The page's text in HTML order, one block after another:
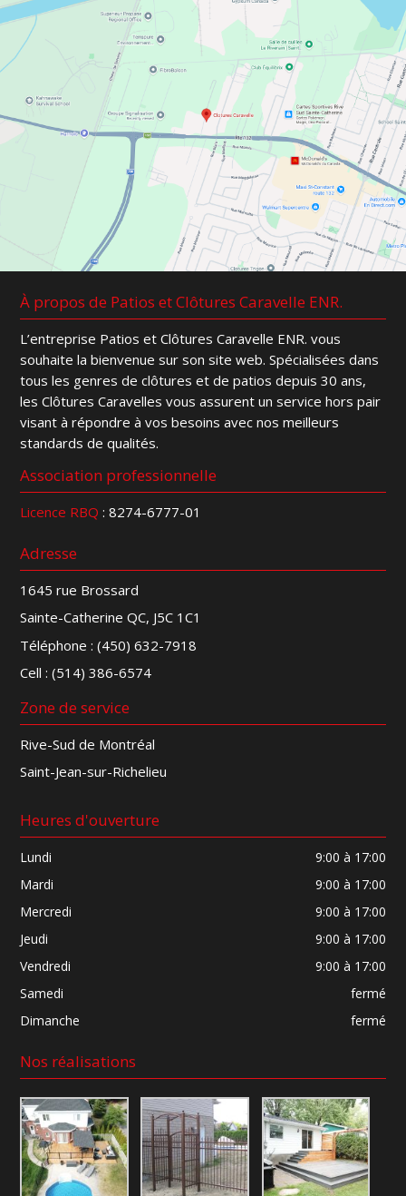
À propos de Patios et Clôtures Caravelle ENR.
L’entreprise Patios et Clôtures Caravelle ENR. vous
souhaite la bienvenue sur son site web. Spécialisées dans
tous les genres de clôtures et de patios depuis 30 ans,
les Clôtures Caravelles vous assurent un service hors pair
visant à répondre à vos besoins avec nos meilleurs
standards de qualités.
Association professionnelle
Licence RBQ : 8274-6777-01
Adresse
1645 rue Brossard
Sainte-Catherine QC, J5C 1C1
Téléphone :(450) 632-7918
Cell :(514) 386-6574
Zone de service
Rive-Sud de Montréal
Saint-Jean-sur-Richelieu
Heures d'ouverture
Lundi
9:00 à 17:00
Mardi
9:00 à 17:00
Mercredi
9:00 à 17:00
Jeudi
9:00 à 17:00
Vendredi
9:00 à 17:00
Samedi
fermé
Dimanche
fermé
Nos réalisations